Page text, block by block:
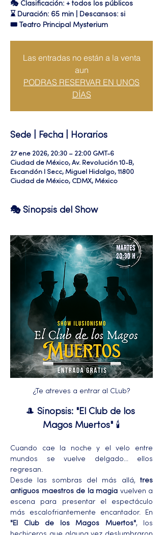
🎭 Clasificación: + todos los públicos
⌛ Duración: 65 min | Descansos: si
🎟 Teatro Principal Mysterium
Las entradas no están a la venta
aun
PODRAS RESERVAR EN UNOS
DÍAS
Sede | Fecha | Horarios
27 ene 2026, 20:30 – 22:00 GMT-6
Ciudad de México, Av. Revolución 10-B,
Escandón I Secc, Miguel Hidalgo, 11800
Ciudad de México, CDMX, México
🎭 Sinopsis del Show
¿Te atreves a entrar al CLub?
🎩 Sinopsis: "El Club de los
Magos Muertos" 🕯️
Cuando cae la noche y el velo entre
mundos se vuelve delgado… ellos
regresan.
Desde las sombras del más allá, tres
antiguos maestros de la magia vuelven a
escena para presentar el espectáculo
"El Club de los Magos Muertos", los